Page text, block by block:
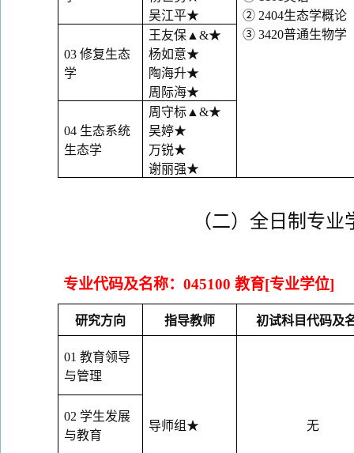
② 2404生态学概论
③ 3420普通生物学
吴江平★
03 修复生态
学
王友保 ▲&★
杨如意★
陶海升★
周际海★
04 生态系统
生态学
周守标 ▲&★
吴婷★
万锐★
谢丽强★
（二）全日制专
专业代码及名称： 045100 教育[专业学位]
研究方向 指导教师 初试科目代码及
01 教育领导
与管理
导师组 ★ 无
02 学生发展
与教育